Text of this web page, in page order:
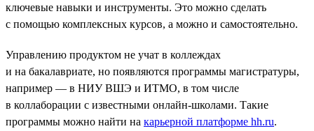
ключевые навыки и инструменты. Это можно сделать
с помощью комплексных курсов, а можно и самостоятельно.
Управлению продуктом не учат в коллеждах
и на бакалавриате, но появляются программы магистратуры,
например — в НИУ ВШЭ и ИТМО, в том числе
в коллаборации с известными онлайн-школами. Такие
программы можно найти на карьерной платформе hh.ru.